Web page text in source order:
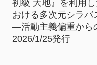
初級 大地』を利用
おける多次元シラバ
—活動主義偏重か
2026/1/25発行